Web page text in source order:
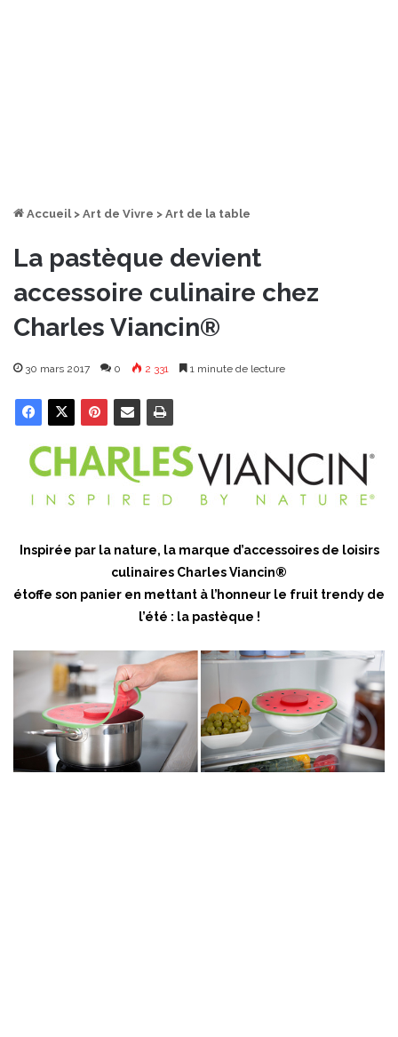
Accueil > Art de Vivre > Art de la table
La pastèque devient
accessoire culinaire chez
Charles Viancin®
30 mars 2017 0 2 331 1 minute de lecture
Inspirée par la nature, la marque d’accessoires de loisirs
culinaires Charles Viancin®
étoffe son panier en mettant à l’honneur le fruit trendy de
l’été : la pastèque !